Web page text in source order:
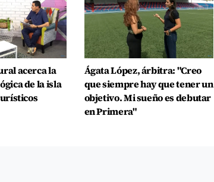
acerca la
de la isla
Ágata López, árbitra: "Creo
que siempre hay que tener un
objetivo. Mi sueño es debutar
en Primera"